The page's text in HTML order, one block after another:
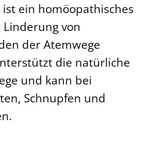
ist ein homöopathisches
von
der Atemwege
die natürliche
und kann bei
Schnupfen und